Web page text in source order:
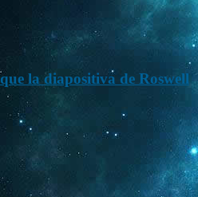
la diapositiva de Roswell